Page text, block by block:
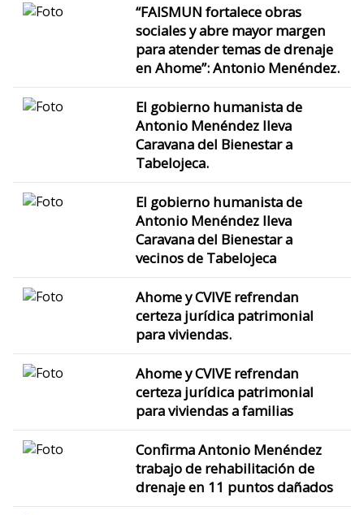
“FAISMUN fortalece obras
sociales y abre mayor margen
para atender temas de drenaje
en Ahome”: Antonio Menéndez.
El gobierno humanista de
Antonio Menéndez lleva
Caravana del Bienestar a
Tabelojeca.
El gobierno humanista de
Antonio Menéndez lleva
Caravana del Bienestar a
vecinos de Tabelojeca
Ahome y CVIVE refrendan
certeza jurídica patrimonial
para viviendas.
Ahome y CVIVE refrendan
certeza jurídica patrimonial
para viviendas a familias
Confirma Antonio Menéndez
trabajo de rehabilitación de
drenaje en 11 puntos dañados